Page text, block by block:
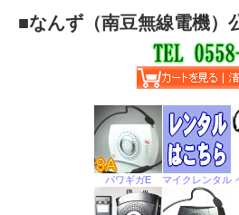
■なんず（南豆無線電機）